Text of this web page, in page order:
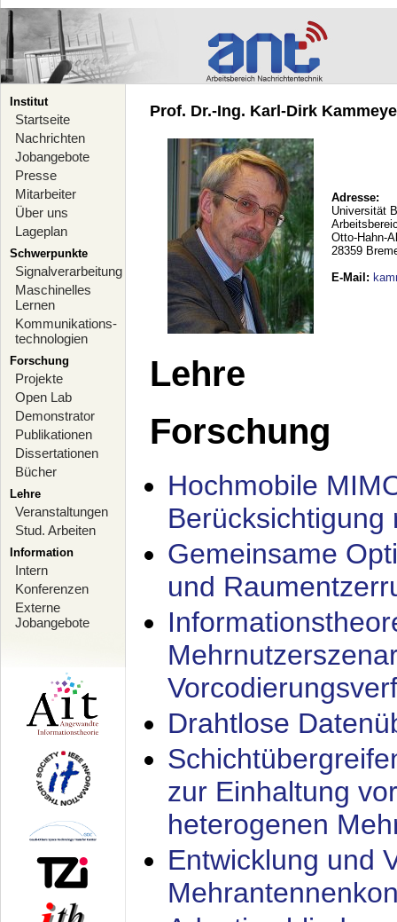
Institut
Startseite
Nachrichten
Jobangebote
Presse
Mitarbeiter
Über uns
Lageplan
Schwerpunkte
Signalverarbeitung
Maschinelles
Lernen
Kommunikations-
technologien
Forschung
Projekte
Open Lab
Demonstrator
Publikationen
Dissertationen
Bücher
Lehre
Veranstaltungen
Stud. Arbeiten
Information
Intern
Konferenzen
Externe
Jobangebote
Prof. Dr.-Ing. Karl-Dirk
Adresse:
Universität
Otto-Hahn-
28359
E-Mail :
Lehre
Forschung
Hochmobile
Berücksichtigung
Gemeinsame
und
Drahtlose
zur Einhaltung
heterogenen
Entwicklung und